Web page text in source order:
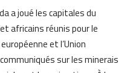
a joué les capitales du
africains réunis pour le
et l’Union
sur les minerais